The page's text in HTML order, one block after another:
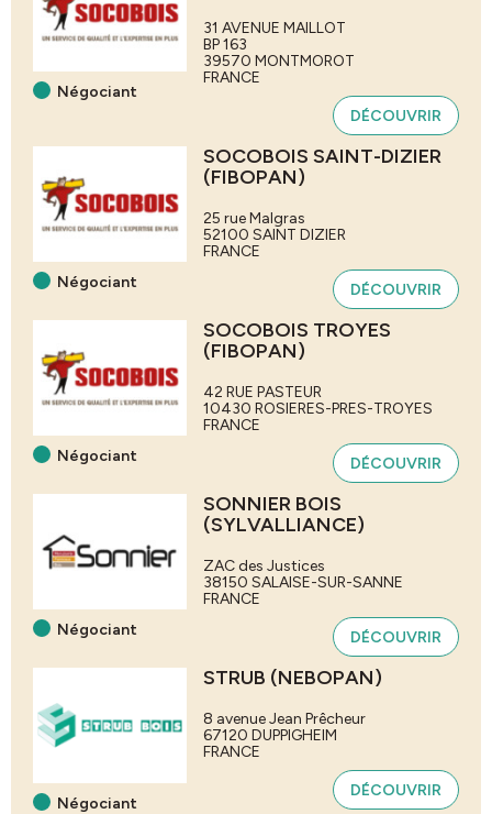
Négociant
31 AVENUE MAILLOT
BP 163
39570 MONTMOROT
FRANCE
DÉCOUVRIR
Négociant
SOCOBOIS SAINT-DIZIER
(FIBOPAN)
25 rue Malgras
52100 SAINT DIZIER
FRANCE
DÉCOUVRIR
Négociant
SOCOBOIS TROYES
(FIBOPAN)
42 RUE PASTEUR
10430 ROSIERES-PRES-TROYES
FRANCE
DÉCOUVRIR
Négociant
SONNIER BOIS
(SYLVALLIANCE)
ZAC des Justices
38150 SALAISE-SUR-SANNE
FRANCE
DÉCOUVRIR
Négociant
STRUB (NEBOPAN)
8 avenue Jean Prêcheur
67120 DUPPIGHEIM
FRANCE
DÉCOUVRIR